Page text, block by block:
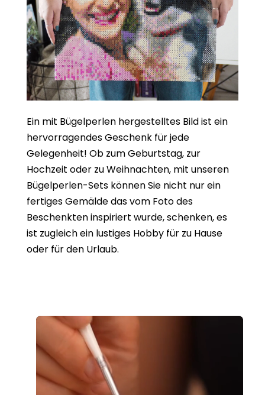
Ein mit Bügelperlen hergestelltes Bild ist ein
hervorragendes Geschenk für jede
Gelegenheit! Ob zum Geburtstag, zur
Hochzeit oder zu Weihnachten, mit unseren
Bügelperlen-Sets können Sie nicht nur ein
fertiges Gemälde das vom Foto des
Beschenkten inspiriert wurde, schenken, es
ist zugleich ein lustiges Hobby für zu Hause
oder für den Urlaub.